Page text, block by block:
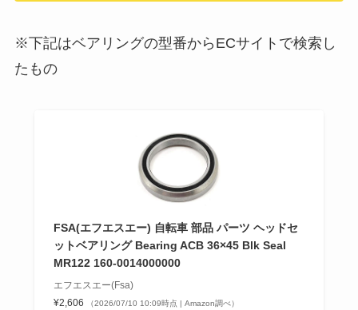
※下記はベアリングの型番からECサイトで検索し
たもの
FSA(エフエスエー) 自転車 部品 パーツ ヘッドセ
ットベアリング Bearing ACB 36×45 Blk Seal
MR122 160-0014000000
エフエスエー(Fsa)
¥2,606
（2026/07/10 10:09時点 | Amazon調べ）